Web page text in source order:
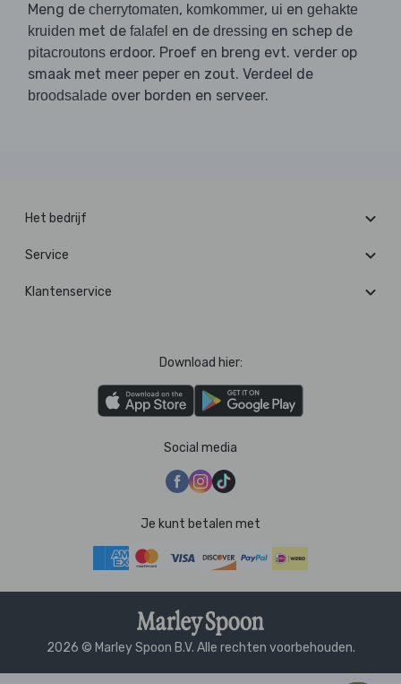
Meng de cherrytomaten, komkommer, ui en gehakte
kruiden met de falafel en de dressing en schep de
pitacroutons erdoor. Proef en breng evt. verder op
smaak met meer peper en zout. Verdeel de
broodsalade over borden en serveer.
Het bedrijf
Service
Klantenservice
Download hier:
Social media
Je kunt betalen met
2026 © Marley Spoon B.V. Alle rechten voorbehouden.